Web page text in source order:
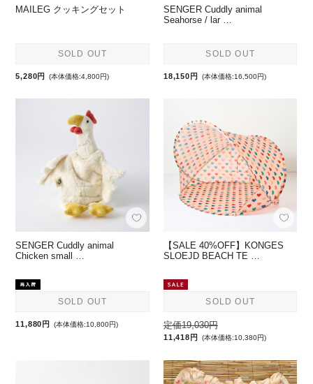
MAILEG クッキングセット
SOLD OUT
5,280円 (本体価格:4,800円)
SENGER Cuddly animal
Seahorse / lar …
SOLD OUT
18,150円 (本体価格:16,500円)
SENGER Cuddly animal
Chicken small …
SOLD OUT
11,880円 (本体価格:10,800円)
【SALE 40%OFF】KONGES
SLOEJD BEACH TE …
SOLD OUT
定価19,030円
11,418円 (本体価格:10,380円)